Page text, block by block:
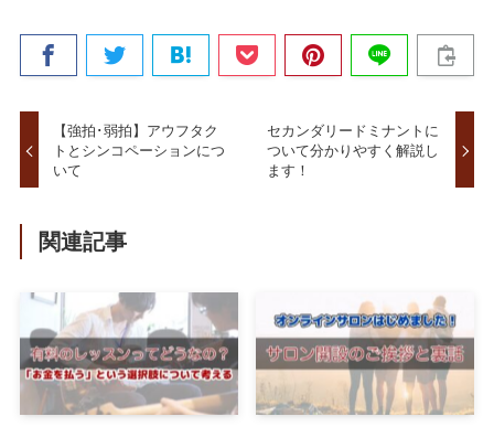
【強拍･弱拍】アウフタク
トとシンコペーションにつ
いて
セカンダリードミナントに
ついて分かりやすく解説し
ます！
関連記事